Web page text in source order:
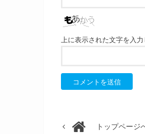
上に表示された文字を入力
トップページ